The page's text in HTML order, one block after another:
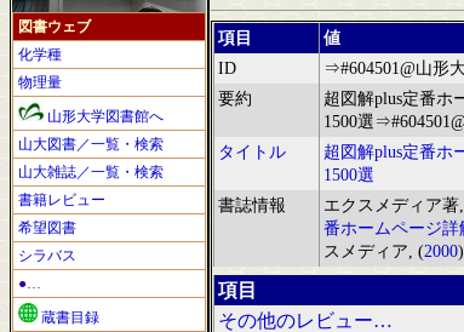
図書ウェブ
化学種
物理量
山形大学図書館へ
山大図書／一覧・検索
山大雑誌／一覧・検索
書籍レビュー
希望図書
シラバス
●…
蔵書目録
項目
値
ID
⇒#604501@山形
要約
超図解plus定番ホ
1500選
タイトル
超図解plus定番ホ
1500選
書誌情報
エクスメディア著,
番ホームページ詳
スメディア, (2000
項目
その他のレビュー…